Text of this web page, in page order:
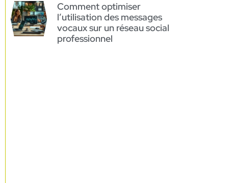
Comment optimiser
l’utilisation des messages
vocaux sur un réseau social
professionnel